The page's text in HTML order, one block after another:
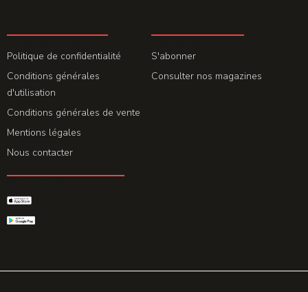
Politique de confidentialité
Conditions générales
d'utilisation
Conditions générales de vente
Mentions légales
Nous contacter
S'abonner
Consulter nos magazines